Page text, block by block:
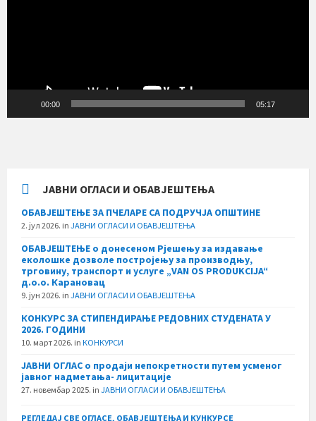
00:00 05:17
ЈАВНИ ОГЛАСИ И ОБАВЈЕШТЕЊА
ОБАВЈЕШТЕЊЕ ЗА ПЧЕЛАРЕ СА ПОДРУЧЈА ОПШТИНЕ
2. јул 2026. in ЈАВНИ ОГЛАСИ И ОБАВЈЕШТЕЊА
ОБАВЈЕШТЕЊЕ о донесеном Рјешењу за издавање
еколошке дозволе постројењу за производњу,
трговину, транспорт и услуге „VAN OS PRODUKCIJA“
д.о.о. Карановац
9. јун 2026. in ЈАВНИ ОГЛАСИ И ОБАВЈЕШТЕЊА
КОНКУРС ЗА СТИПЕНДИРАЊЕ РЕДОВНИХ СТУДЕНАТА У
2026. ГОДИНИ
10. март 2026. in КОНКУРСИ
ЈАВНИ ОГЛАС о продаји непокретности путем усменог
јавног надметања- лицитације
27. новембар 2025. in ЈАВНИ ОГЛАСИ И ОБАВЈЕШТЕЊА
РЕГЛЕДАЈ СВЕ ОГЛАСЕ, ОБАВЈЕШТЕЊА И КУНКУРСЕ